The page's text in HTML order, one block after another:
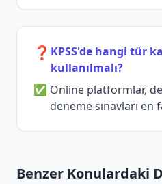
❓ KPSS'de hangi tür
kullanılmalı?
Online platformlar,
deneme sınavları en
Benzer Konulardaki